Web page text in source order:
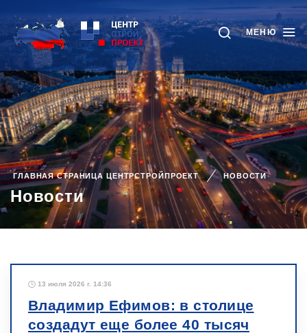
МЕНЮ
ГЛАВНАЯ СТРАНИЦА ЦЕНТРСТРОЙПРОЕКТ НОВОСТИ
Новости
13 июля 2026 г. 14:36
Владимир Ефимов: в столице
создадут еще более 40 тысяч